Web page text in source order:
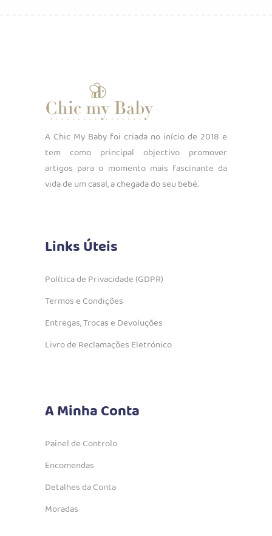
A Chic My Baby foi criada no início de 2018 e
tem como principal objectivo promover
artigos para o momento mais fascinante da
vida de um casal, a chegada do seu bebé.
Links Úteis
Política de Privacidade (GDPR)
Termos e Condições
Entregas, Trocas e Devoluções
Livro de Reclamações Eletrónico
A Minha Conta
Painel de Controlo
Encomendas
Detalhes da Conta
Moradas